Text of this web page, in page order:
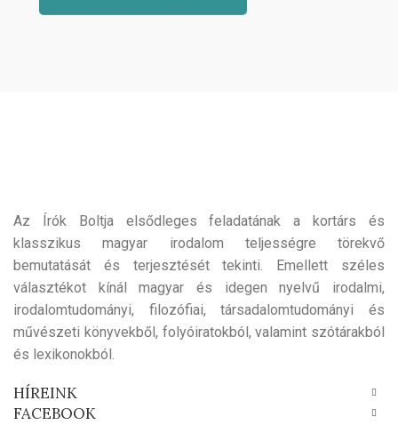
Az Írók Boltja elsődleges feladatának a kortárs és
klasszikus magyar irodalom teljességre törekvő
bemutatását és terjesztését tekinti. Emellett széles
választékot kínál magyar és idegen nyelvű irodalmi,
irodalomtudományi, filozófiai, társadalomtudományi és
művészeti könyvekből, folyóiratokból, valamint szótárakból
és lexikonokból.
HÍREINK
FACEBOOK